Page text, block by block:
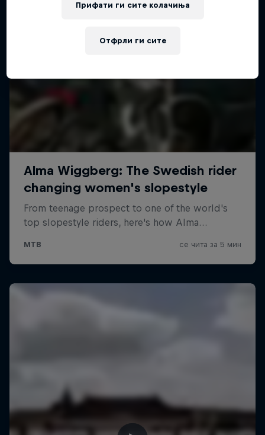
Отфрли ги сите
Прифати ги сите колачиња